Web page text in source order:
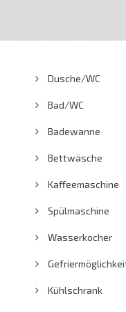
Dusche/WC
Bad/WC
Badewanne
Bettwäsche
Kaffeemaschine
Spülmaschine
Wasserkocher
Kühlschrank